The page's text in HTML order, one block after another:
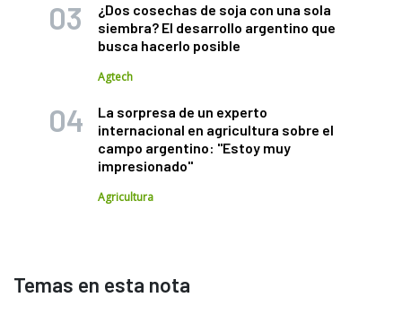
¿Dos cosechas de soja con una sola
siembra? El desarrollo argentino que
busca hacerlo posible
Agtech
La sorpresa de un experto
internacional en agricultura sobre el
campo argentino: "Estoy muy
impresionado"
Agricultura
Temas en esta nota